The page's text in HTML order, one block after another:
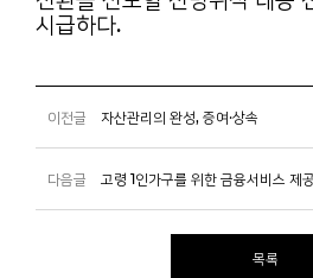
시급하다.
이전글 자산관리의 완성, 증여·상속
다음글 고령 1인가구를 위한 금융서비스 제
목록